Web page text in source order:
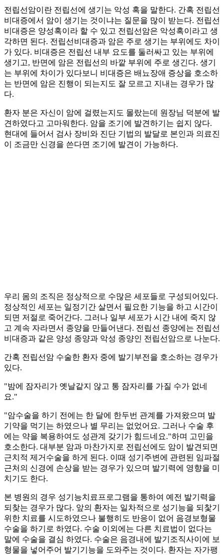
전립선암이란 전립선에 생기는 악성 혹을 말한다. 간혹 전립선
비대증에서 암이 생기는 것이냐는 질문을 많이 받는다. 전립선
비대증은 양성혹이라 할 수 있고 전립선암은 악성혹이라고 생
각하면 된다. 전립선비대증과 암은 주로 생기는 부위에도 차이
가 있다. 비대증은 전립선 내부 요도를 둘러싸고 있는 부위에
생기고, 반면에 암은 전립선의 바깥 부위에 주로 생긴다. 생기
는 부위에 차이가 있다보니 비대증은 배뇨장애 증상을 호소하
는 반면에 암은 진행이 되는지도 잘 모르고 지내는 경우가 많
다.
환자 분은 자신이 암에 걸렸는지도 몰랐는데 원장님 덕분에 발
견하였다고 고마워한다. 암을 조기에 발견하기는 쉽지 않다.
현대에 들어서 검사 장비와 진단 기법의 발달로 본인과 의료진
이 조금만 신경을 쓴다면 조기에 발견이 가능하다.
우리 몸의 조직은 정상적으로 수많은 세포들로 구성되어있다.
정상적인 세포는 일정기간 살면서 필요한 기능을 하고 시간이
되면 저절로 죽어간다. 그러나 일부 세포가 시간 내에 죽지 않
고 계속 자라면서 종양을 만들어낸다. 전립선 종양에는 전립선
비대증과 같은 양성 종양과 악성 종양인 전립선암으로 나눈다.
간혹 전립선암 수술한 환자 중에 발기부전을 호소하는 경우가
있다.
"밤에 잠자리가 옛날같지 않고 통 잠자리를 가질 수가 없네
요."
"암수술을 하기 전에는 한 달에 한두번 관계를 가져왔으며 발
기약을 먹기는 하였으나 별 무리는 없었어요. 그러나 수술 후
에는 약을 복용하여도 성관계 갖기가 힘드네요."하며 고민을
호소한다. 대부분 암과 마찬가지로 전립선에도 암이 발견되면
근치적 제거수술을 하게 된다. 이때 성기주변에 관련된 임파절
근처의 신경에 손상을 받는 경우가 있으며 발기력에 영향을 미
치기도 한다.
본 병원의 경우 성기능치료프로그램을 통하여 예전 발기력을
되찾는 경우가 많다. 앞의 환자는 일차적으로 성기능을 되찿기
위한 치료를 시도하였으나 불행히도 반응이 없어 음경보형물
수술을 하기로 하였다. 수술 이외에는 다른 치료법이 없다는
말에 수술을 결심 하였다. 수술은 음경내에 발기조직사이에 보
형물을 넣어주어 발기기능을 도와주는 것이다. 환자는 자가팽